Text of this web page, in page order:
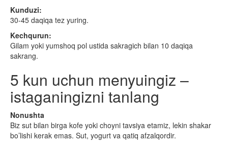
Kunduzi:
30-45 daqiqa tez yuring.
Kechqurun:
Gilam yoki yumshoq pol ustida sakragich bilan 10 daqiqa
sakrang.
5 kun uchun menyuingiz –
istaganingizni tanlang
Nonushta
Biz sut bilan birga kofe yoki choyni tavsiya etamiz, lekin shakar
bo’lishi kerak emas. Sut, yogurt va qatiq afzalqordir.